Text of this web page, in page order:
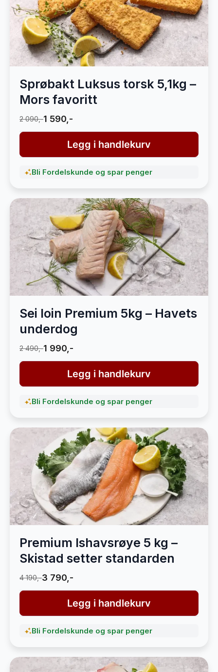
Sprøbakt Luksus torsk 5,1kg –
Mors favoritt
2 090,-1 590,-
Legg i handlekurv
Bli Fordelskunde og spar penger
Sei loin Premium 5kg – Havets
underdog
2 490,-1 990,-
Legg i handlekurv
Bli Fordelskunde og spar penger
Premium Ishavsrøye 5 kg –
Skistad setter standarden
4 190,-3 790,-
Legg i handlekurv
Bli Fordelskunde og spar penger